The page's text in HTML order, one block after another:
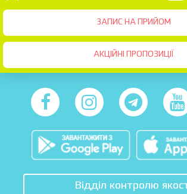
ЗАПИС НА ПРИЙОМ
АКЦІЙНІ ПРОПОЗИЦІЇ
Відділ контролю